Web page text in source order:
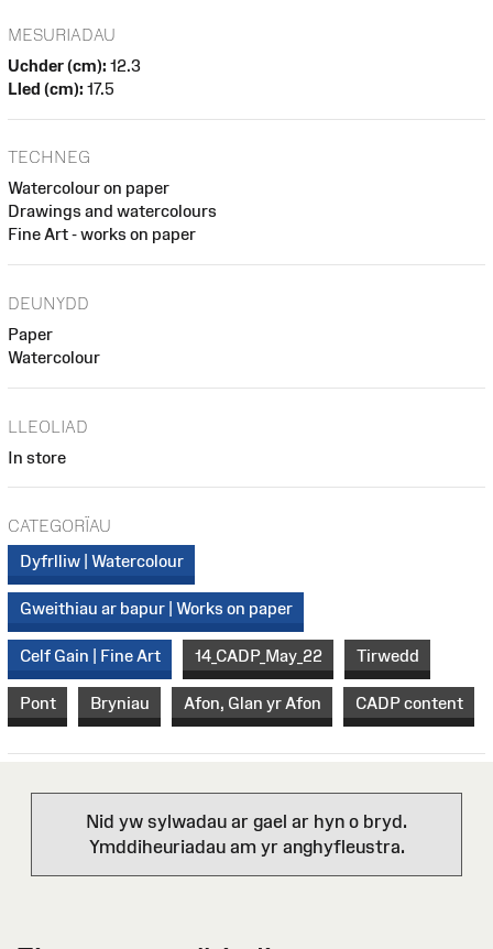
MESURIADAU
Uchder (cm): 12.3
Lled (cm): 17.5
TECHNEG
Watercolour on paper
Drawings and watercolours
Fine Art - works on paper
DEUNYDD
Paper
Watercolour
LLEOLIAD
In store
CATEGORÏAU
Dyfrlliw | Watercolour
Gweithiau ar bapur | Works on paper
Celf Gain | Fine Art 14_CADP_May_22 Tirwedd
Pont Bryniau Afon, Glan yr Afon CADP content
Nid yw sylwadau ar gael ar hyn o bryd.
Ymddiheuriadau am yr anghyfleustra.